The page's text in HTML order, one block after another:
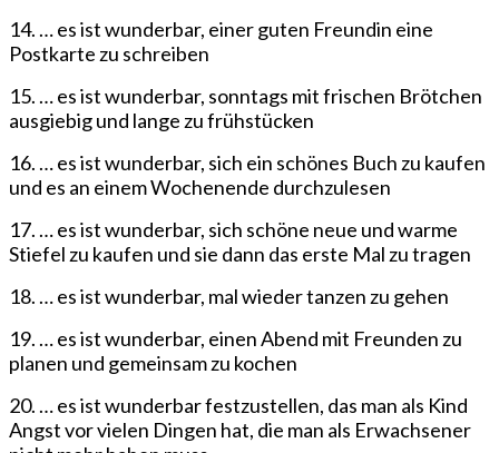
14. … es ist wunderbar, einer guten Freundin eine
Postkarte zu schreiben
15. … es ist wunderbar, sonntags mit frischen Brötchen
ausgiebig und lange zu frühstücken
16. … es ist wunderbar, sich ein schönes Buch zu kaufen
und es an einem Wochenende durchzulesen
17. … es ist wunderbar, sich schöne neue und warme
Stiefel zu kaufen und sie dann das erste Mal zu tragen
18. … es ist wunderbar, mal wieder tanzen zu gehen
19. … es ist wunderbar, einen Abend mit Freunden zu
planen und gemeinsam zu kochen
20. … es ist wunderbar festzustellen, das man als Kind
Angst vor vielen Dingen hat, die man als Erwachsener